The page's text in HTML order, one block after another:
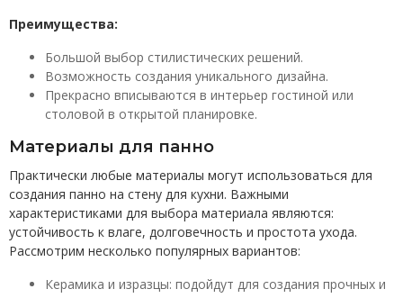
Преимущества:
Большой выбор стилистических решений.
Возможность создания уникального дизайна.
Прекрасно вписываются в интерьер гостиной или
столовой в открытой планировке.
Материалы для панно
Практически любые материалы могут использоваться для
создания панно на стену для кухни. Важными
характеристиками для выбора материала являются:
устойчивость к влаге, долговечность и простота ухода.
Рассмотрим несколько популярных вариантов:
Керамика и изразцы: подойдут для создания прочных и